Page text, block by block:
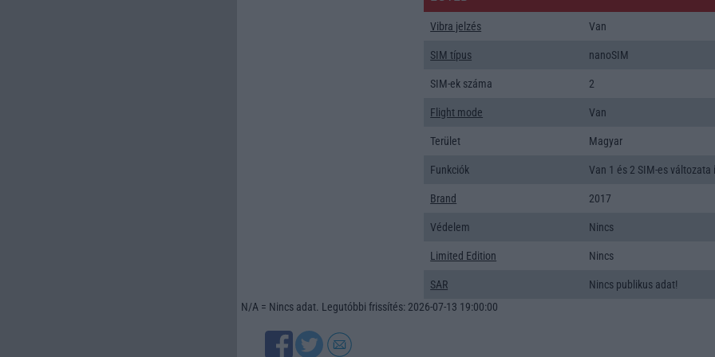
Vibra jelzés Van
SIM típus nanoSIM
SIM-ek száma 2
Flight mode Van
Terület Magyar
Funkciók Van 1 és 2 SIM-es változata
Brand 2017
Védelem Nincs
Limited Edition Nincs
SAR
Nincs publikus adat!
N/A = Nincs adat. Legutóbbi frissítés: 2026-07-13 19:00:00